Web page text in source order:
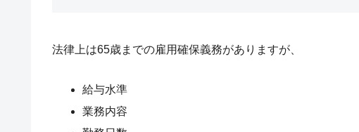
法律上は65歳までの雇用確保義務がありますが、
給与水準
業務内容